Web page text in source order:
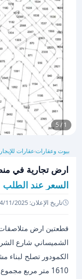
1 / 5
بيوت وعقارات›عقارات للإيجار
ارض تجارية في
السعر عند الطلب
تاريخ الإعلان: 14/11/2025
قطعتين ارض
الشميساني شارع
الكمودور تصلح